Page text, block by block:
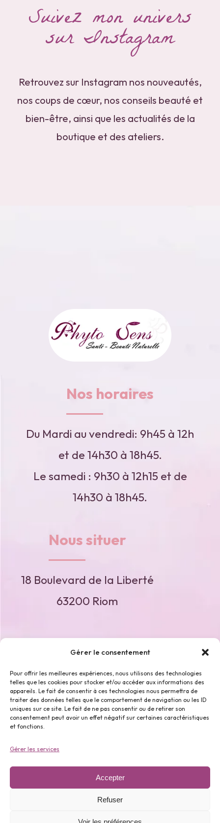
Gérer le consentement
Pour offrir les meilleures expériences, nous utilisons des technologies
telles que les cookies pour stocker et/ou accéder aux informations des
appareils. Le fait de consentir à ces technologies nous permettra de
traiter des données telles que le comportement de navigation ou les ID
uniques sur ce site. Le fait de ne pas consentir ou de retirer son
consentement peut avoir un effet négatif sur certaines caractéristiques
et fonctions.
Gérer les services
Accepter
Refuser
Suivez mon univers
sur Instagram
Retrouvez sur Instagram nos nouveautés,
nos coups de cœur, nos conseils beauté et
bien-être, ainsi que les actualités de la
boutique et des ateliers.
Nos horaires
Du Mardi au vendredi: 9h45 à 12h
et de 14h30 à 18h45.
Le samedi : 9h30 à 12h15 et de
14h30 à 18h45.
Nous situer
18 Boulevard de la Liberté
63200 Riom
Nous contacter
04 73 64 00 93